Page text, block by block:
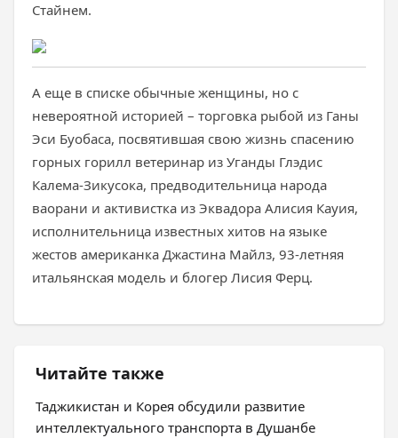
Стайнем.
А еще в списке обычные женщины, но с
невероятной историей – торговка рыбой из Ганы
Эси Буобаса, посвятившая свою жизнь спасению
горных горилл ветеринар из Уганды Глэдис
Калема-Зикусока, предводительница народа
ваорани и активистка из Эквадора Алисия Кауия,
исполнительница известных хитов на языке
жестов американка Джастина Майлз, 93-летняя
итальянская модель и блогер Лисия Ферц.
Читайте также
Таджикистан и Корея обсудили развитие
интеллектуального транспорта в Душанбе